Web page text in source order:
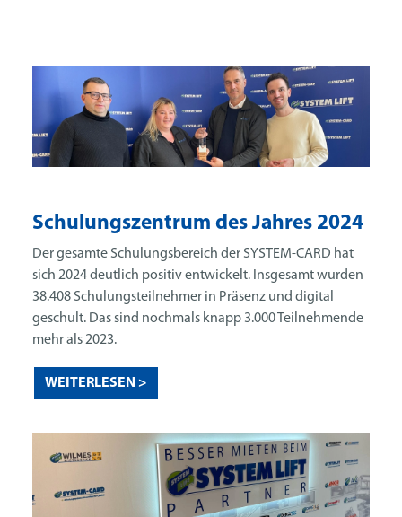
Schulungszentrum des Jahres 2024
Der gesamte Schulungsbereich der SYSTEM-CARD hat
sich 2024 deutlich positiv entwickelt. Insgesamt wurden
38.408 Schulungsteilnehmer in Präsenz und digital
geschult. Das sind nochmals knapp 3.000 Teilnehmende
mehr als 2023.
WEITERLESEN >